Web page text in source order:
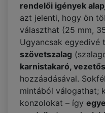
rendelői igények
azt jelenti, hogy ön
választhat (25 mm,
Ugyancsak egyedivé
szövetszalag
karnistakaró,
hozzáadásával.
mintából válogathat;
konzolokat – így